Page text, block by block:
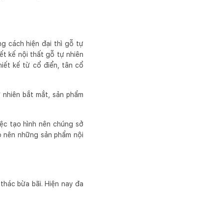
cách hiện đại thì gỗ tự
kế nội thất gỗ tự nhiên
kế từ cổ điển, tân cổ
bắt mắt, sản phẩm
tạo hình nên chúng sở
những sản phẩm nội
bừa bãi. Hiện nay đa